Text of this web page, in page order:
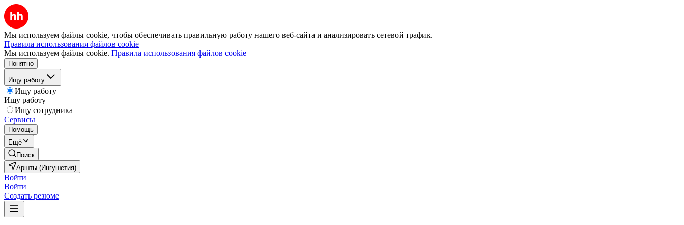
Мы используем файлы cookie, чтобы обеспечивать правильную работу нашего веб-сайта и анализировать сетевой трафик.
Правила использования файлов cookie
Мы используем файлы cookie. Правила использования файлов cookie
Понятно
Ищу работу
Ищу работу
Ищу работу
Ищу сотрудника
Сервисы
Помощь
Ещё
Поиск
Аршты (Ингушетия)
Войти
Войти
Создать резюме